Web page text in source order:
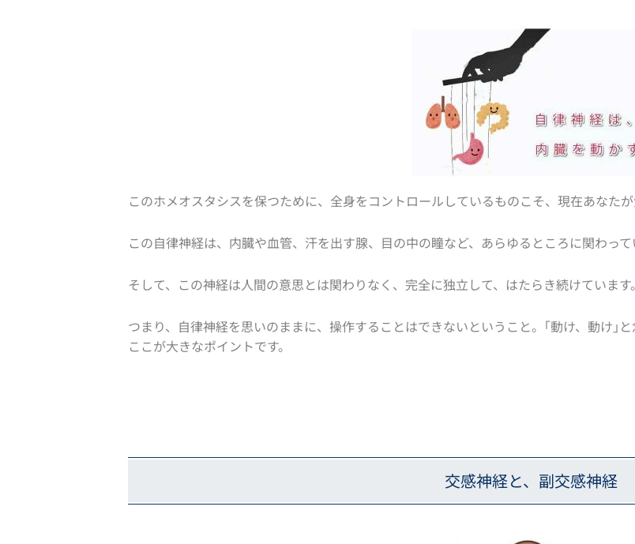
このホメオスタシスを保つために、全身をコントロールしているものこそ、現在あなたが
この自律神経は、内臓や血管、汗を出す腺、目の中の瞳など、あらゆるところに関わって
そして、この神経は人間の意思とは関わりなく、完全に独立して、はたらき続けています
つまり、自律神経を思いのままに、操作することはできないということ。｢動け、動け｣
ここが大きなポイントです。
交感神経と、副交感神経